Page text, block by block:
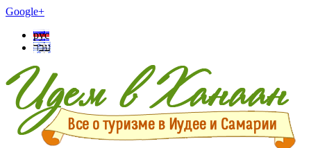
Google+
рус
עבר